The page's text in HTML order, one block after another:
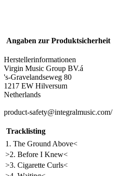
Angaben zur Produktsicherheit
Herstellerinformationen
Virgin Music Group BV.á
's-Gravelandseweg 80
1217 EW Hilversum
Netherlands
product-safety@integralmusic.com/
Tracklisting
1. The Ground Above<
>2. Before I Knew<
>3. Cigarette Curls<